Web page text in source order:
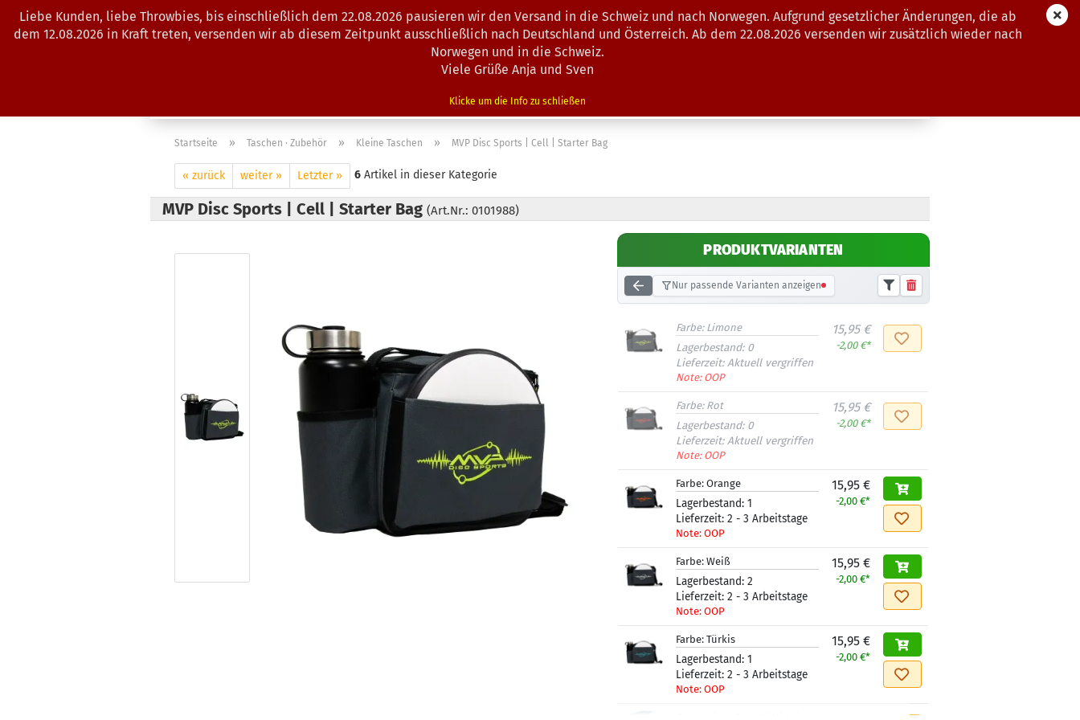
Suche...
Liebe Kunden, liebe Throwbies, bis einschließlich dem 22.08.2026 pausieren wir den Versand in die Schweiz und nach Norwegen. Aufgrund gesetzlicher Änderungen, die ab
dem 12.08.2026 in Kraft treten, versenden wir ab diesem Zeitpunkt ausschließlich nach Deutschland und Österreich. Ab dem 22.08.2026 versenden wir zusätzlich wieder nach
Norwegen und in die Schweiz.
Viele Grüße Anja und Sven
Klicke um die Info zu schließen
AUSRÜSTUNG ZUBEHÖR
Startseite » Taschen · Zubehör » Kleine Taschen » MVP Disc Sports | Cell | Starter Bag
« zurück weiter » Letzter » 6 Artikel in dieser Kategorie
MVP Disc Sports | Cell | Starter Bag (Art.Nr.: 0101988)
PRODUKTVARIANTEN
Nur passende Varianten anzeigen
Farbe: Limone
Lagerbestand: 0
Lieferzeit:Aktuell vergriffen
Note: OOP
15,95 €
-2,00 €*
Farbe: Rot
Lagerbestand: 0
Lieferzeit:Aktuell vergriffen
Note: OOP
15,95 €
-2,00 €*
Farbe: Orange
Lagerbestand: 1
Lieferzeit: 2 - 3 Arbeitstage
Note: OOP
15,95 €
-2,00 €*
Farbe: Weiß
Lagerbestand: 2
Lieferzeit: 2 - 3 Arbeitstage
Note: OOP
15,95 €
-2,00 €*
Farbe: Türkis
Lagerbestand: 1
Lieferzeit: 2 - 3 Arbeitstage
Note: OOP
15,95 €
-2,00 €*